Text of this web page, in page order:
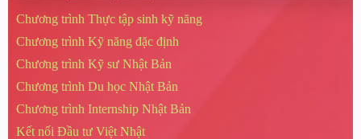
Chương trình Thực tập sinh kỹ năng
Chương trình Kỹ năng đặc định
Chương trình Kỹ sư Nhật Bản
Chương trình Du học Nhật Bản
Chương trình Internship Nhật Bản
Kết nối Đầu tư Việt Nhật